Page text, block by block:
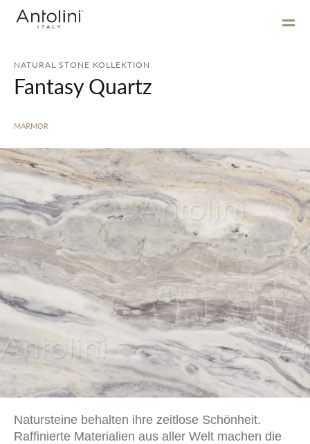
NATURAL STONE KOLLEKTION
Fantasy Quartz
MARMOR
Natursteine behalten ihre zeitlose Schönheit.
Raffinierte Materialien aus aller Welt machen die